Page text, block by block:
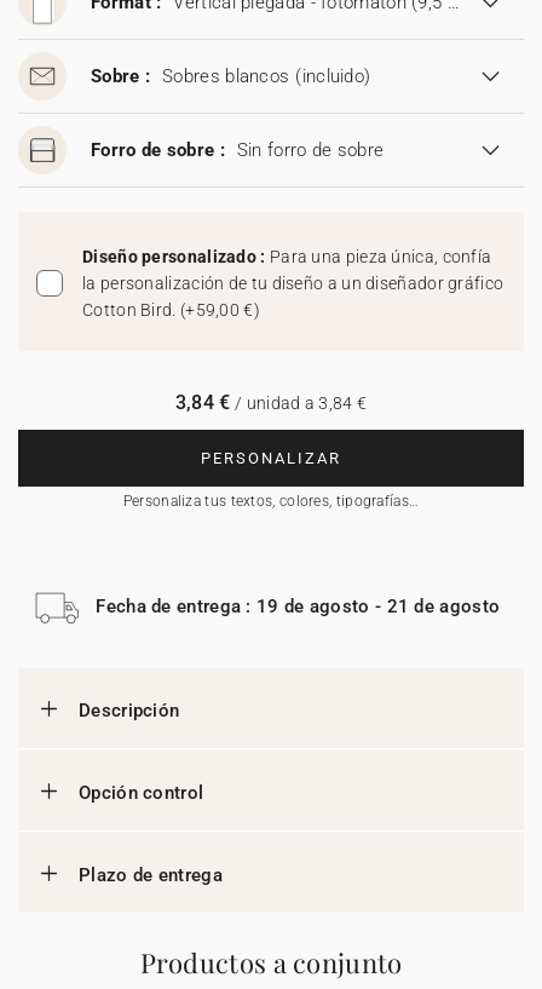
Sobre : Sobres blancos (incluido)
Forro de sobre : Sin forro de sobre
Diseño personalizado : Para una pieza única, confía
la personalización de tu diseño a un diseñador gráfico
Cotton Bird. (+59,00 €)
PERSONALIZAR
Personaliza tus textos, colores, tipografías…
3,84 € / unidad a 3,84 €
Fecha de entrega : 19 de agosto - 21 de agosto
Descripción
Opción control
Plazo de entrega
Productos a conjunto